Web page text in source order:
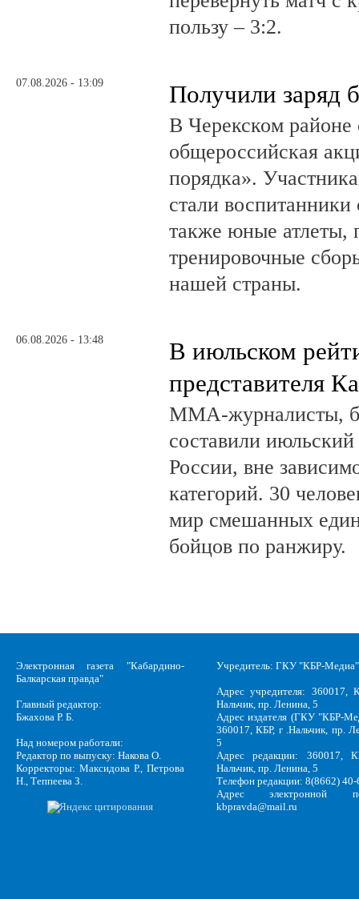
пользу – 3:2.
07.08.2026 - 13:09 Получили заряд
В Черекском районе
общероссийская
порядка».
стали
также юные атлеты,
тренировочные
нашей страны.
06.08.2026 - 13:48
В июльском
представителя
ММА-журналисты,
составили
России, вне
категорий. 30
мир смешанных
бойцов по ранжиру.
Электронная газета "Кабардино-
Балкарская правда"
Главный редактор:
Бжахова Р. Б.
Над номером работали:
Редактор по выпуску: Накова О.
Корректоры: Максидова Р., Петрова
Н., Теппеева З.
Учредитель: ГКУ "КБР-Медиа"
Адрес учредителя: 360017,
Нальчик, пр. Ленина, 5
Адрес издателя (ГКУ "КБР-
360017, КБР, г .Нальчик, пр.
5
Адрес редакции: 360017,
Нальчик, пр. Ленина, 5
Телефон редакции: 8(8662)
Адрес электронной
kbpravda@mail.ru